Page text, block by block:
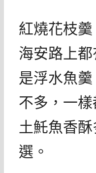
紅燒花枝
海安路上
是浮水魚
不多，一
土魠魚香
選。